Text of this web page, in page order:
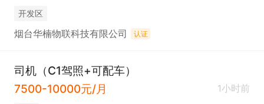
开发区
烟台华楠物联科技有限公司 认证
司机（C1驾照+可配车）
7500-10000元/月
1小时前